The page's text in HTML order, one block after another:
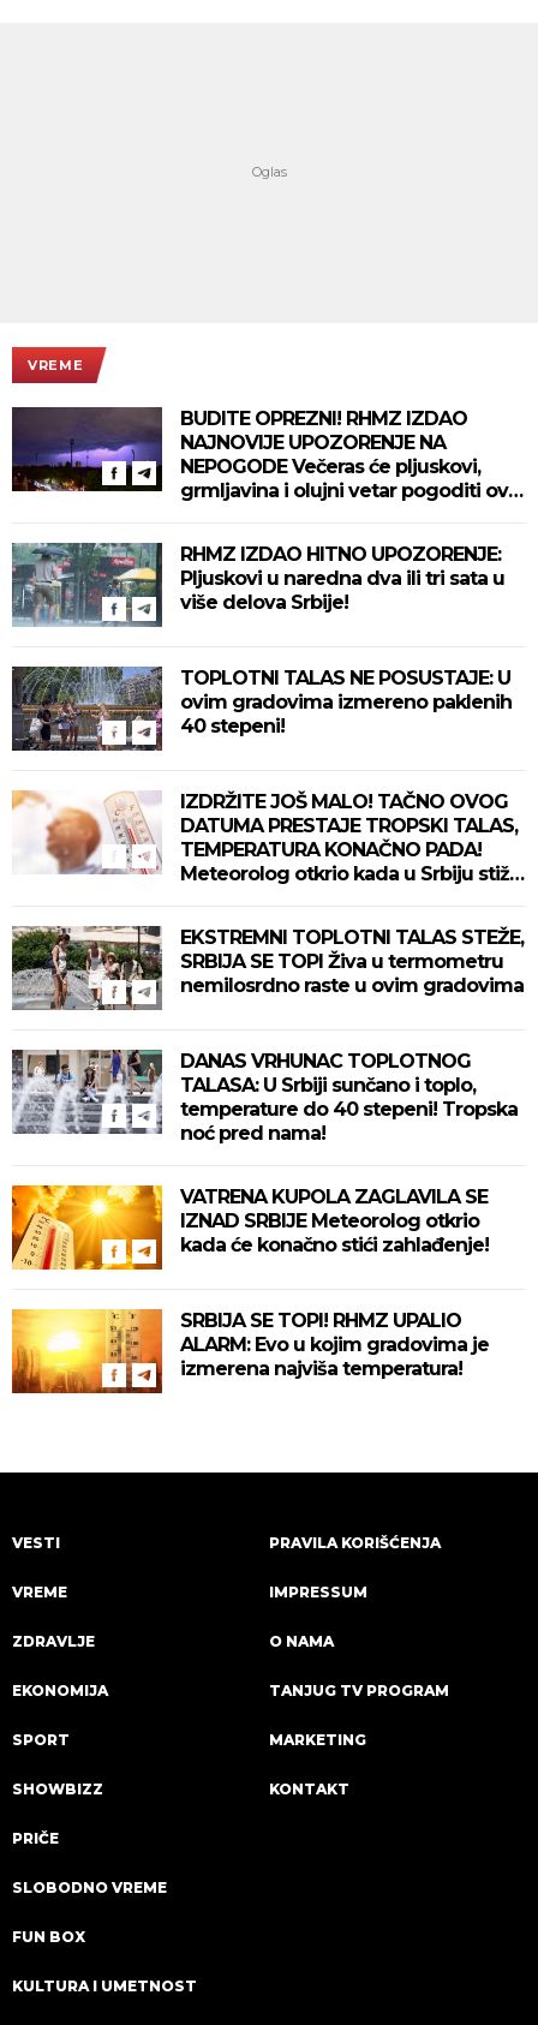
VREME
BUDITE OPREZNI! RHMZ IZDAO
NAJNOVIJE UPOZORENJE NA
NEPOGODE Večeras će pljuskovi,
grmljavina i olujni vetar pogoditi ove
RHMZ IZDAO HITNO UPOZORENJE:
Pljuskovi u naredna dva ili tri sata u
više delova Srbije!
TOPLOTNI TALAS NE POSUSTAJE: U
ovim gradovima izmereno paklenih
40 stepeni!
IZDRŽITE JOŠ MALO! TAČNO OVOG
DATUMA PRESTAJE TROPSKI TALAS,
TEMPERATURA KONAČNO PADA!
Meteorolog otkrio kada u Srbiju stiže
EKSTREMNI TOPLOTNI TALAS STEŽE,
SRBIJA SE TOPI Živa u termometru
nemilosrdno raste u ovim gradovima
DANAS VRHUNAC TOPLOTNOG
TALASA: U Srbiji sunčano i toplo,
temperature do 40 stepeni! Tropska
noć pred nama!
VATRENA KUPOLA ZAGLAVILA SE
IZNAD SRBIJE Meteorolog otkrio
kada će konačno stići zahlađenje!
SRBIJA SE TOPI! RHMZ UPALIO
ALARM: Evo u kojim gradovima je
izmerena najviša temperatura!
VESTI
VREME
ZDRAVLJE
EKONOMIJA
SPORT
SHOWBIZZ
PRIČE
SLOBODNO VREME
FUN BOX
KULTURA I UMETNOST
PRAVILA KORIŠĆENJA
IMPRESSUM
O NAMA
TANJUG TV PROGRAM
MARKETING
KONTAKT